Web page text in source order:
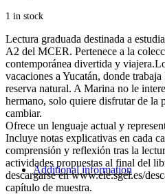
1 in stock
Lectura graduada destinada a
A2 del MCER. Pertenece a la
contemporánea divertida y
vacaciones a Yucatán, donde
reserva natural. A Marina no le
hermano, solo quiere disfrutar de la
cambiar.
Ofrece un lenguaje actual y
Incluye notas explicativas en cada
comprensión y reflexión tras la
actividades propuestas al final del
descargarse en www.ele.sgel.es/
capítulo de muestra.
Additional information